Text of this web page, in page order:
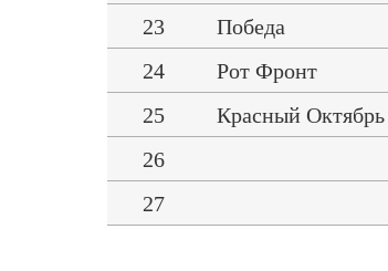
23
Победа
24
Рот Фронт
25
Красный Октябрь
26
27